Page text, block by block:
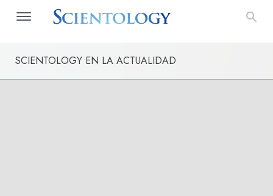
SCIENTOLOGY EN LA ACTUALIDAD